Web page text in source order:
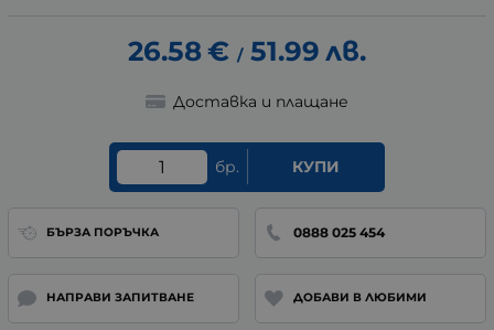
26.58€ / 51.99 лв.
Доставка и плащане
бр. КУПИ
БЪРЗА ПОРЪЧКА 0888 025 454
НАПРАВИ ЗАПИТВАНЕ ДОБАВИ В ЛЮБИМИ